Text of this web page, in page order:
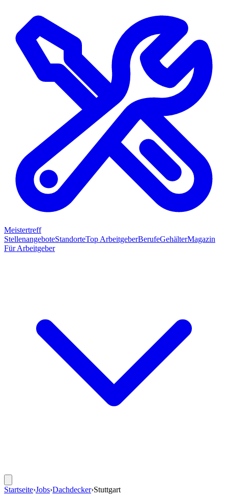
Meistertreff
StellenangeboteStandorteTop ArbeitgeberBerufeGehälterMagazin
Für Arbeitgeber
Startseite›Jobs›Dachdecker›Stuttgart